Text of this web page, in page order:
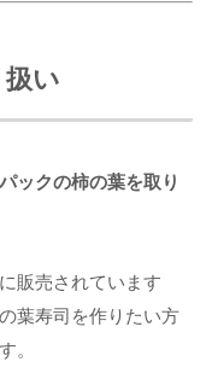
い
ックの柿の葉を取り
販売されています
葉寿司を作りたい方
。